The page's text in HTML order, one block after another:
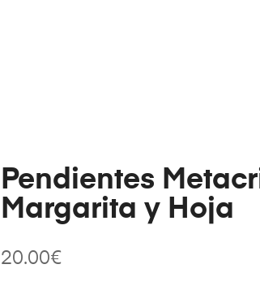
Pendientes
Margarita y Hoja
20.00€